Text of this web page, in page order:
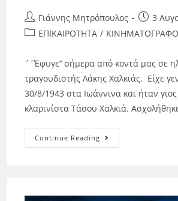
Γιάννης Μητρόπουλος
3
ΕΠΙΚΑΙΡΟΤΗΤΑ /
΄΄Έφυγε’’ σήμερα από κοντά μας σε
τραγουδιστής Λάκης Χαλκιάς. Είχε
30/8/1943 στα Ιωάννινα και ήταν
κλαρινίστα Τάσου Χαλκιά.
Continue Reading